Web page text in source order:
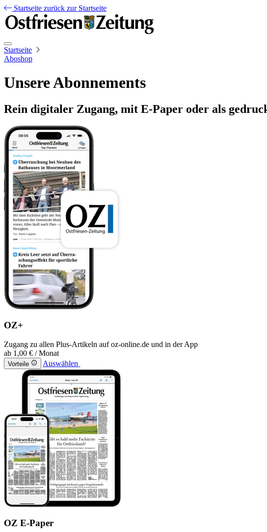
Startseite zurück zur Startseite
Startseite
Aboshop
Unsere Abonnements
Rein digitaler Zugang, mit E-Paper oder als
OZ+
Zugang zu allen Plus-Artikeln auf oz-online.de und in der App
ab 1,00 € / Monat
Vorteile Auswählen
OZ E-Paper